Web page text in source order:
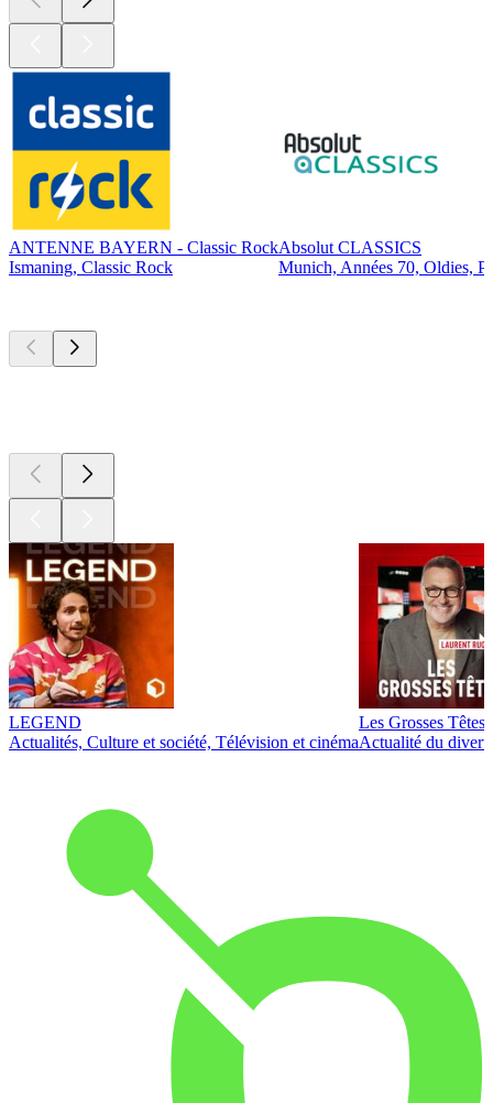
ANTENNE BAYERN - Classic Rock
Ismaning, Classic Rock
Absolut CLASSICS
Munich, Années 70, Oldies,
LEGEND
Actualités, Culture et société, Télévision et cinéma
Les Grosses Têtes
Actualité du